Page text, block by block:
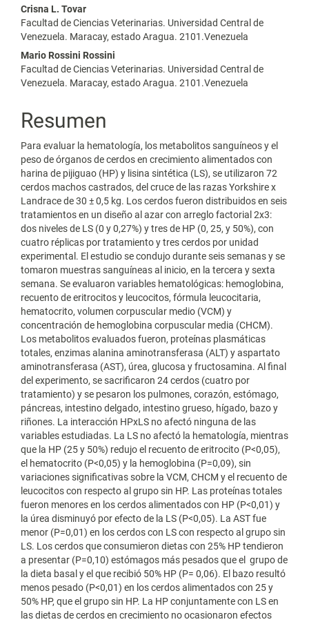
Crisna L. Tovar
Facultad de Ciencias Veterinarias. Universidad Central de
Venezuela. Maracay, estado Aragua. 2101.Venezuela
Mario Rossini Rossini
Facultad de Ciencias Veterinarias. Universidad Central de
Venezuela. Maracay, estado Aragua. 2101.Venezuela
Resumen
Para evaluar la hematología, los metabolitos sanguíneos y el
peso de órganos de cerdos en crecimiento alimentados con
harina de pijiguao (HP) y lisina sintética (LS), se utilizaron 72
cerdos machos castrados, del cruce de las razas Yorkshire x
Landrace de 30 ± 0,5 kg. Los cerdos fueron distribuidos en seis
tratamientos en un diseño al azar con arreglo factorial 2x3:
dos niveles de LS (0 y 0,27%) y tres de HP (0, 25, y 50%), con
cuatro réplicas por tratamiento y tres cerdos por unidad
experimental. El estudio se condujo durante seis semanas y se
tomaron muestras sanguíneas al inicio, en la tercera y sexta
semana. Se evaluaron variables hematológicas: hemoglobina,
recuento de eritrocitos y leucocitos, fórmula leucocitaria,
hematocrito, volumen corpuscular medio (VCM) y
concentración de hemoglobina corpuscular media (CHCM).
Los metabolitos evaluados fueron, proteínas plasmáticas
totales, enzimas alanina aminotransferasa (ALT) y aspartato
aminotransferasa (AST), úrea, glucosa y fructosamina. Al final
del experimento, se sacrificaron 24 cerdos (cuatro por
tratamiento) y se pesaron los pulmones, corazón, estómago,
páncreas, intestino delgado, intestino grueso, hígado, bazo y
riñones. La interacción HPxLS no afectó ninguna de las
variables estudiadas. La LS no afectó la hematología, mientras
que la HP (25 y 50%) redujo el recuento de eritrocito (P<0,05),
el hematocrito (P<0,05) y la hemoglobina (P=0,09), sin
variaciones significativas sobre la VCM, CHCM y el recuento de
leucocitos con respecto al grupo sin HP. Las proteínas totales
fueron menores en los cerdos alimentados con HP (P<0,01) y
la úrea disminuyó por efecto de la LS (P<0,05). La AST fue
menor (P=0,01) en los cerdos con LS con respecto al grupo sin
LS. Los cerdos que consumieron dietas con 25% HP tendieron
a presentar (P=0,10) estómagos más pesados que el grupo de
la dieta basal y el que recibió 50% HP (P= 0,06). El bazo resultó
menos pesado (P<0,01) en los cerdos alimentados con 25 y
50% HP, que el grupo sin HP. La HP conjuntamente con LS en
las dietas de cerdos en crecimiento no ocasionaron efectos